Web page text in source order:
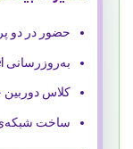
حضور در دو
به‌روزرسانی Showreel با تنوع ژانر
کلاس دوربین
ساخت شبکه‌ی